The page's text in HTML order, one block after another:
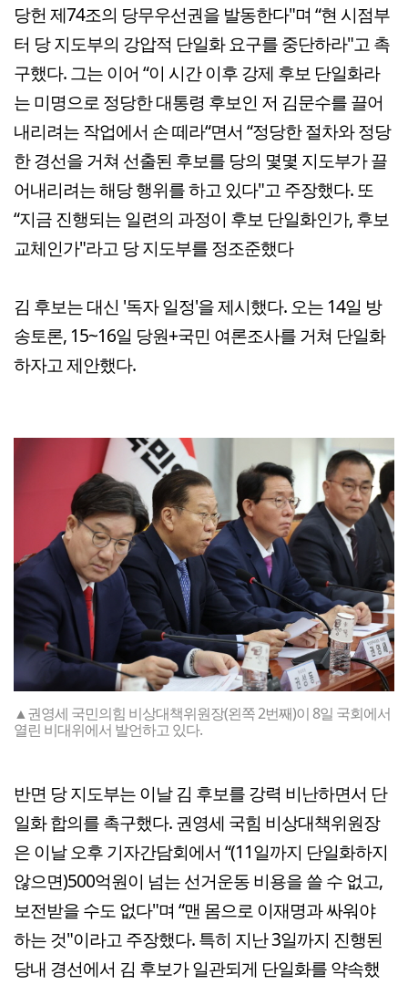
당헌 제74조의 당무우선권을 발동한다"며 “현 시점부
터 당 지도부의 강압적 단일화 요구를 중단하라"고 촉
구했다. 그는 이어 “이 시간 이후 강제 후보 단일화라
는 미명으로 정당한 대통령 후보인 저 김문수를 끌어
내리려는 작업에서 손 떼라“면서 “정당한 절차와 정당
한 경선을 거쳐 선출된 후보를 당의 몇몇 지도부가 끌
어내리려는 해당 행위를 하고 있다"고 주장했다. 또
“지금 진행되는 일련의 과정이 후보 단일화인가, 후보
교체인가"라고 당 지도부를 정조준했다
김 후보는 대신 '독자 일정'을 제시했다. 오는 14일 방
송토론, 15~16일 당원+국민 여론조사를 거쳐 단일화
하자고 제안했다.
▲권영세 국민의힘 비상대책위원장(왼쪽 2번째)이 8일 국회에서
열린 비대위에서 발언하고 있다.
반면 당 지도부는 이날 김 후보를 강력 비난하면서 단
일화 합의를 촉구했다. 권영세 국힘 비상대책위원장
은 이날 오후 기자간담회에서 “(11일까지 단일화하지
않으면)500억원이 넘는 선거운동 비용을 쓸 수 없고,
보전받을 수도 없다"며 “맨 몸으로 이재명과 싸워야
하는 것"이라고 주장했다. 특히 지난 3일까지 진행된
당내 경선에서 김 후보가 일관되게 단일화를 약속했